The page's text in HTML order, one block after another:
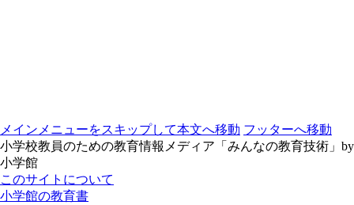
メインメニューをスキップして本文へ移動 フッターへ移動
小学校教員のための教育情報メディア「みんなの教育技術」by
小学館
このサイトについて
小学館の教育書